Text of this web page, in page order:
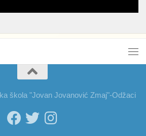
škola "Jovan Jovanović Zmaj"-Odžaci